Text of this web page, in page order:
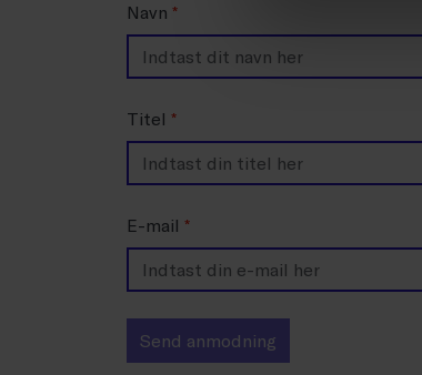
Navn *
Titel *
E-mail *
Send anmodning